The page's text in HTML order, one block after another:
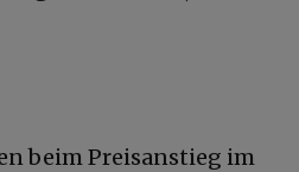
beim Preisanstieg im